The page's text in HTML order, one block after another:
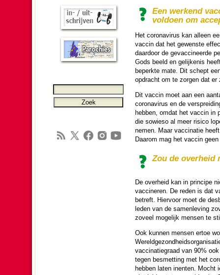
Een werkend
voldoen om
Het corona­vi­rus kan alleen
vaccin dat het gewenste
daardoor de gevacci­neerde
Gods beeld en gelijkenis
beperkte mate. Dit schept
opdracht om te zorgen dat
Dit vaccin moet aan een
corona­vi­rus en de
hebben, omdat het vaccin in
die sowieso al meer risico
nemen. Maar vaccinatie
Daarom mag het vaccin
Zou de over­heid
De over­heid kan in principe
vaccineren. De reden is dat
betreft. Hier­voor moet de
leden van de samen­le­ving
zoveel moge­lijk mensen te
Ook kunnen mensen ertoe
vaccinatiegraad van 90%
tegen besmet­ting met het
hebben laten inenten. Mocht